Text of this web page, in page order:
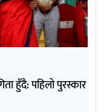
हुँदै: पहिलो पुरस्कार